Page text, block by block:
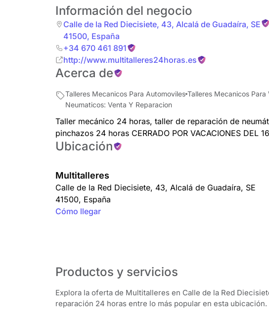
Información del negocio
Calle de la Red Diecisiete, 43, Alcalá de Guadaíra, SE
41500, España
+34 670 461 891
http://www.multitalleres24horas.es
Acerca de
Talleres Mecanicos Para Automoviles Talleres Mecanicos Para
Neumaticos: Venta Y Reparacion
Taller mecánico 24 horas, taller de reparación de
pinchazos 24 horas CERRADO POR VACACIONES DEL
Ubicación
Multitalleres
Calle de la Red Diecisiete, 43, Alcalá de Guadaíra, SE
41500, España
Cómo llegar
Productos y servicios
Explora la oferta de Multitalleres en Calle de la Red
reparación 24 horas entre lo más popular en esta ubicación.